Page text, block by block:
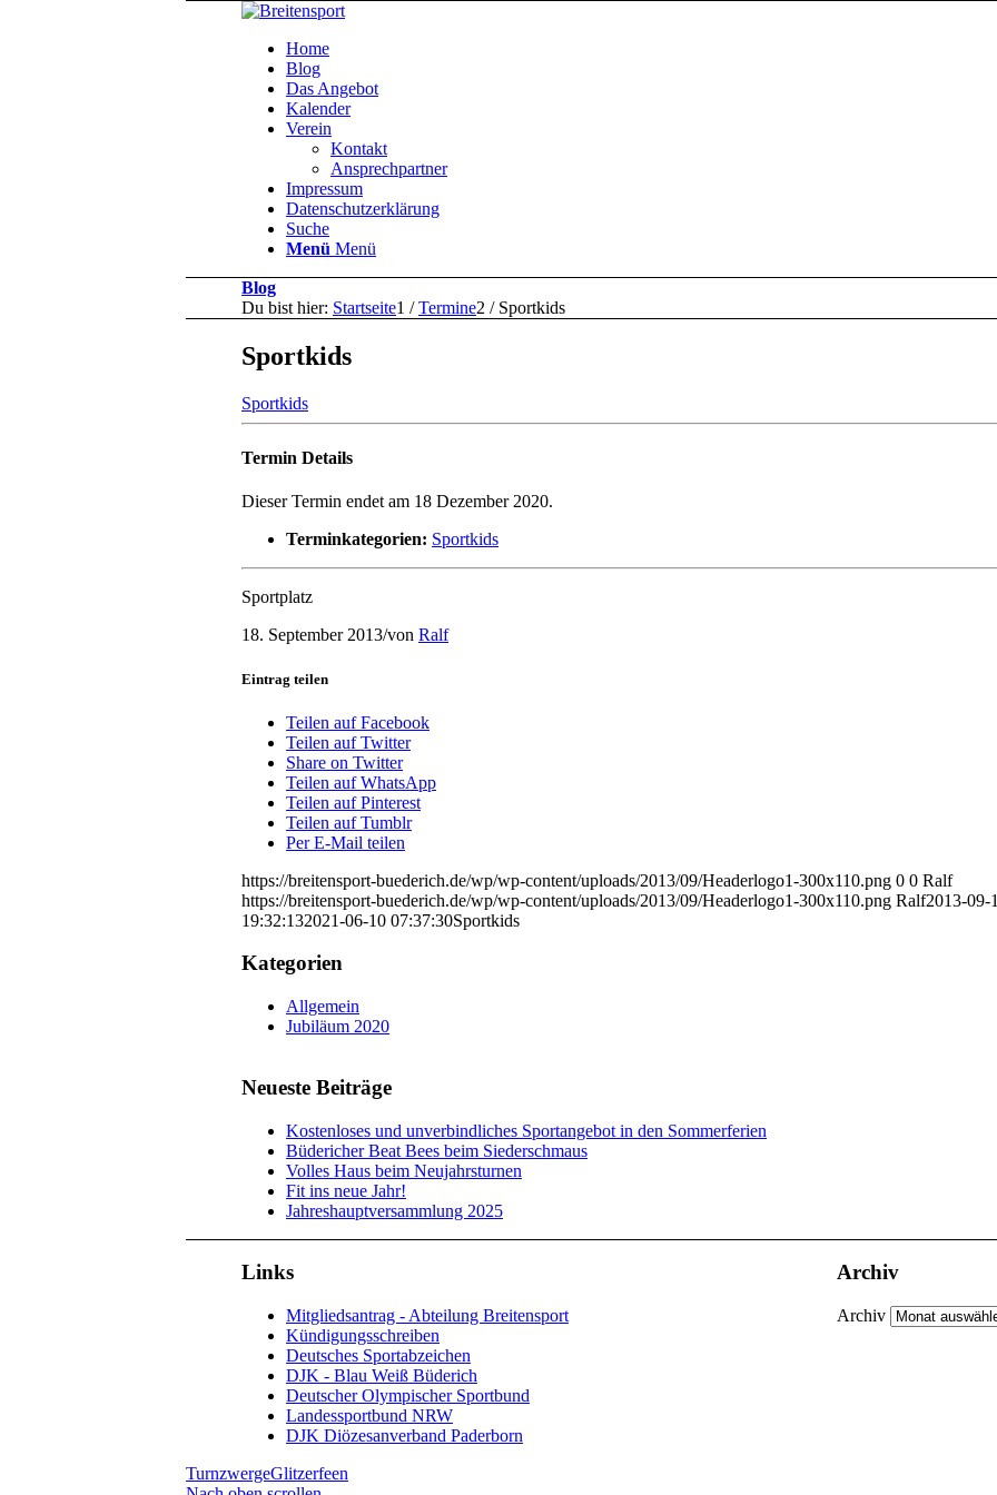
Home
Blog
Das Angebot
Kalender
Verein
Kontakt
Ansprechpartner
Impressum
Datenschutzerklärung
Suche
Menü Menü
Blog
Du bist hier: Startseite1 / Termine2 / Sportkids
Sportkids
Sportkids
Termin Details
Dieser Termin endet am 18 Dezember 2020.
Terminkategorien: Sportkids
Sportplatz
18. September 2013/von Ralf
Eintrag teilen
Teilen auf Facebook
Teilen auf Twitter
Share on Twitter
Teilen auf WhatsApp
Teilen auf Pinterest
Teilen auf Tumblr
Per E-Mail teilen
https://breitensport-buederich.de/wp/wp-content/uploads/2013/09/Headerlogo1-300x110.png 0 0 Ralf
https://breitensport-buederich.de/wp/wp-content/uploads/2013/09/Headerlogo1-300x110.png Ralf2013-09-
19:32:132021-06-10 07:37:30Sportkids
Kategorien
Allgemein
Jubiläum 2020
Neueste Beiträge
Kostenloses und unverbindliches Sportangebot in den Sommerferien
Büdericher Beat Bees beim Siederschmaus
Volles Haus beim Neujahrsturnen
Fit ins neue Jahr!
Jahreshauptversammlung 2025
Links
Mitgliedsantrag - Abteilung Breitensport
Kündigungsschreiben
Deutsches Sportabzeichen
DJK - Blau Weiß Büderich
Deutscher Olympischer Sportbund
Landessportbund NRW
DJK Diözesanverband Paderborn
Archiv
Archiv
TurnzwergeGlitzerfeen